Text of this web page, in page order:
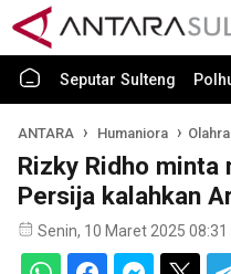
Seputar Sulteng
ANTARA Humaniora
Rizky Ridho minta
Persija kalahkan
Senin, 10 Maret 2025 08:31